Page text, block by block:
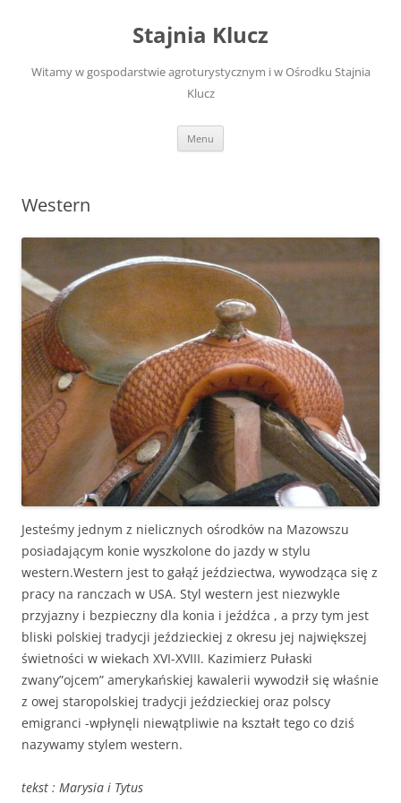
Stajnia Klucz
Witamy w gospodarstwie agroturystycznym i w Ośrodku Stajnia
Klucz
Menu
Western
Jesteśmy jednym z nielicznych ośrodków na Mazowszu
posiadającym konie wyszkolone do jazdy w stylu
western.Western jest to gałąź jeździectwa, wywodząca się z
pracy na ranczach w USA. Styl western jest niezwykle
przyjazny i bezpieczny dla konia i jeźdźca , a przy tym jest
bliski polskiej tradycji jeździeckiej z okresu jej największej
świetności w wiekach XVI-XVIII. Kazimierz Pułaski
zwany”ojcem” amerykańskiej kawalerii wywodził się właśnie
z owej staropolskiej tradycji jeździeckiej oraz polscy
emigranci -wpłynęli niewątpliwie na kształt tego co dziś
nazywamy stylem western.
tekst : Marysia i Tytus